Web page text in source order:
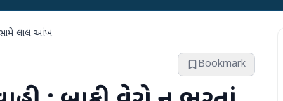
સામે લાલ આંખ
Bookmark